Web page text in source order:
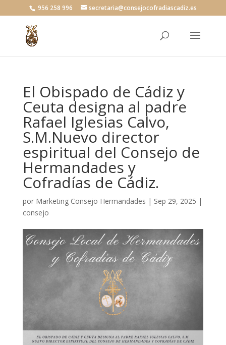
956 258 996 secretaria@consejocofradiascadiz.es
El Obispado de Cádiz y
Ceuta designa al padre
Rafael Iglesias Calvo,
S.M.Nuevo director
espiritual del Consejo de
Hermandades y
Cofradías de Cádiz.
por Marketing Consejo Hermandades | Sep 29, 2025 |
consejo